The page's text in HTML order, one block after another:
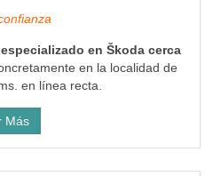
en Škoda cerca
en la localidad de
en línea recta.
Más